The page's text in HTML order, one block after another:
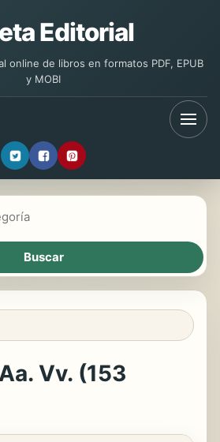
Editorial
online de libros en formatos PDF, EPUB
y MOBI
Vv. (153